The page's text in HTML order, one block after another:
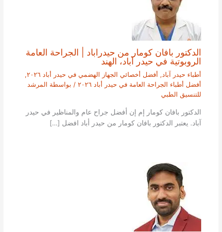
الدكتور بافان كومار من حيدراباد | الجراحة العامة
الروبوتية في حيدر آباد، الهند
أطباء حيدر آباد , أفضل أخصائي الجهاز الهضمي في حيدر أباد ٢٠٢٦
,
أفضل أطباء الجراحة العامة في حيدر أباد ٢٠٢٦
/ بواسطة المرشد
للتنسيق الطبي
الدكتور بافان كومار إم إن أفضل جراح عام والمناظير في حيدر
آباد. يعتبر الدكتور بافان كومار من حيدر أباد افضل […]